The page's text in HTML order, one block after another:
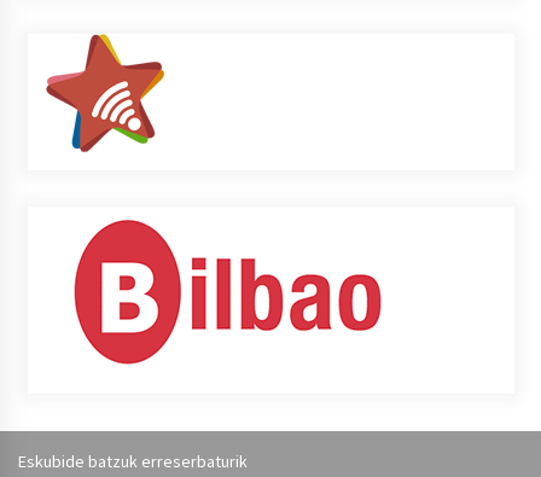
Eskubide batzuk erreserbaturik